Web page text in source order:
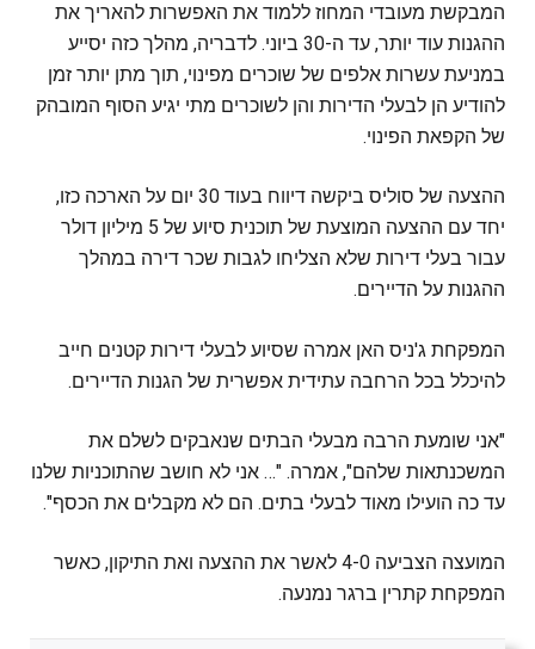
המבקשת מעובדי המחוז ללמוד את האפשרות להאריך את
ההגנות עוד יותר, עד ה-30 ביוני. לדבריה, מהלך כזה יסייע
במניעת עשרות אלפים של שוכרים מפינוי, תוך מתן יותר זמן
להודיע הן לבעלי הדירות והן לשוכרים מתי יגיע הסוף המובהק
של הקפאת הפינוי.
ההצעה של סוליס ביקשה דיווח בעוד 30 יום על הארכה כזו,
יחד עם ההצעה המוצעת של תוכנית סיוע של 5 מיליון דולר
עבור בעלי דירות שלא הצליחו לגבות שכר דירה במהלך
ההגנות על הדיירים.
המפקחת ג'ניס האן אמרה שסיוע לבעלי דירות קטנים חייב
להיכלל בכל הרחבה עתידית אפשרית של הגנות הדיירים.
"אני שומעת הרבה מבעלי הבתים שנאבקים לשלם את
המשכנתאות שלהם", אמרה. "… אני לא חושב שהתוכניות שלנו
עד כה הועילו מאוד לבעלי בתים. הם לא מקבלים את הכסף".
המועצה הצביעה 4-0 לאשר את ההצעה ואת התיקון, כאשר
המפקחת קתרין ברגר נמנעה.